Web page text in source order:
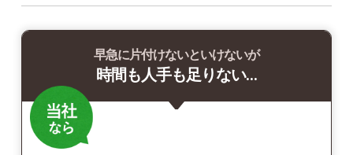
早急に片付けないといけないが
時間も人手も足りない…